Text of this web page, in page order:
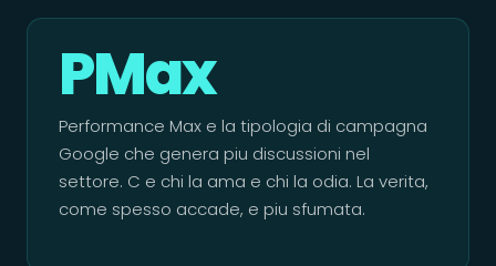
PMax
Performance Max e la tipologia di campagna
Google che genera piu discussioni nel
settore. C e chi la ama e chi la odia. La verita,
come spesso accade, e piu sfumata.